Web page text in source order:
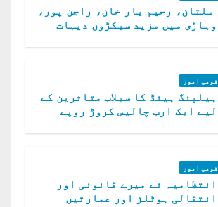
ملتان، رحیم یار خان، راجن پور،
وہاڑی میں مزید سیکڑوں دیہات
قومی امور
ہیلپنگ ہینڈ کا سیلاب متاثرین کے
لیے ایک ارب چالیس کروڑ روپے
قومی امور
انتظامیہ نے میرے قانونی اور
انتقالی ہوٹلز اور عمارتیں